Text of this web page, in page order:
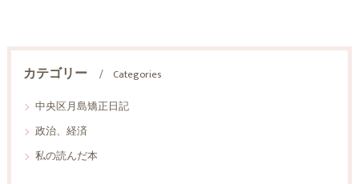
カテゴリー
Categories
中央区月島矯正日記
政治、経済
私の読んだ本